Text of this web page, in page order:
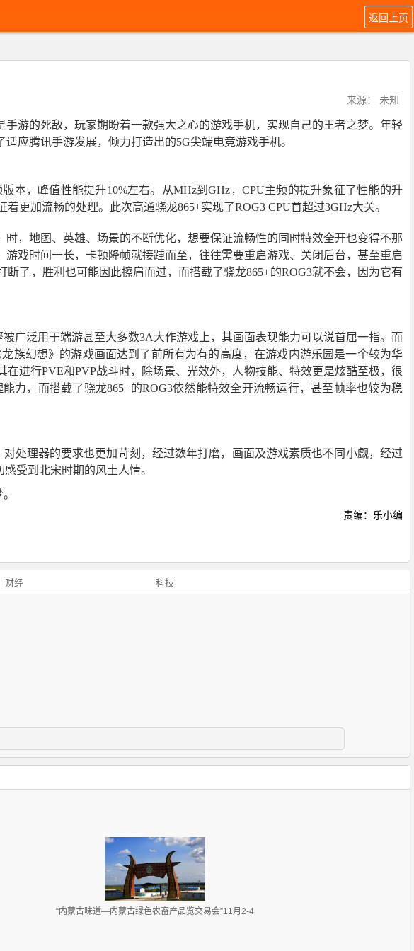
返回上页
来源： 未知
游的死敌，玩家期盼着一款强大之心的游戏手机，实现自己的王者之梦。年轻
应腾讯手游发展，倾力打造出的5G尖端电竞游戏手机。
本，峰值性能提升10%左右。从MHz到GHz，CPU主频的提升象征了性能的升
更加流畅的处理。此次高通骁龙865+实现了ROG3 CPU首超过3GHz大关。
，地图、英雄、场景的不断优化，想要保证流畅性的同时特效全开也变得不那
戏时间一长，卡顿降帧就接踵而至，往往需要重启游戏、关闭后台，甚至重启
了，胜利也可能因此擦肩而过，而搭载了骁龙865+的ROG3就不会，因为它有
广泛用于端游甚至大多数3A大作游戏上，其画面表现能力可以说首屈一指。而
族幻想》的游戏画面达到了前所有为有的高度，在游戏内游乐园是一个较为华
进行PVE和PVP战斗时，除场景、光效外，人物技能、特效更是炫酷至极，很
力，而搭载了骁龙865+的ROG3依然能特效全开流畅运行，甚至帧率也较为稳
处理器的要求也更加苛刻，经过数年打磨，画面及游戏素质也不同小觑，经过
受到北宋时期的风土人情。
责编：乐小编
财经 科技
“内蒙古味道—内蒙古绿色农畜产品览交易会”11月2-4